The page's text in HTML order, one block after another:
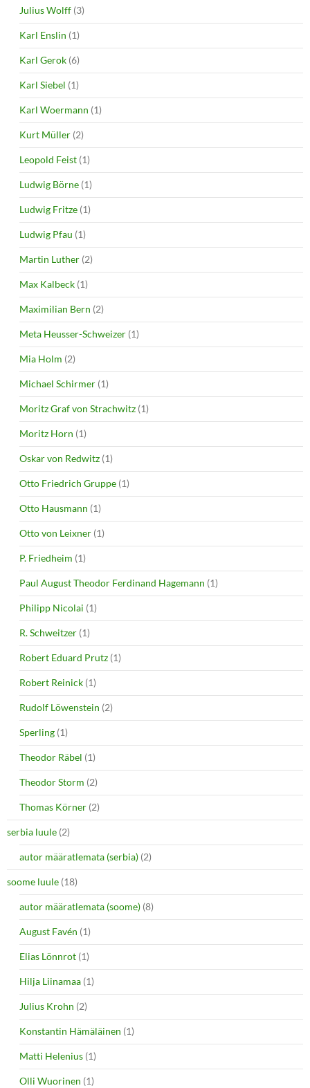
Julius Wolff (3)
Karl Enslin (1)
Karl Gerok (6)
Karl Siebel (1)
Karl Woermann (1)
Kurt Müller (2)
Leopold Feist (1)
Ludwig Börne (1)
Ludwig Fritze (1)
Ludwig Pfau (1)
Martin Luther (2)
Max Kalbeck (1)
Maximilian Bern (2)
Meta Heusser-Schweizer (1)
Mia Holm (2)
Michael Schirmer (1)
Moritz Graf von Strachwitz (1)
Moritz Horn (1)
Oskar von Redwitz (1)
Otto Friedrich Gruppe (1)
Otto Hausmann (1)
Otto von Leixner (1)
P. Friedheim (1)
Paul August Theodor Ferdinand Hagemann (1)
Philipp Nicolai (1)
R. Schweitzer (1)
Robert Eduard Prutz (1)
Robert Reinick (1)
Rudolf Löwenstein (2)
Sperling (1)
Theodor Räbel (1)
Theodor Storm (2)
Thomas Körner (2)
serbia luule (2)
autor määratlemata (serbia) (2)
soome luule (18)
autor määratlemata (soome) (8)
August Favén (1)
Elias Lönnrot (1)
Hilja Liinamaa (1)
Julius Krohn (2)
Konstantin Hämäläinen (1)
Matti Helenius (1)
Olli Wuorinen (1)